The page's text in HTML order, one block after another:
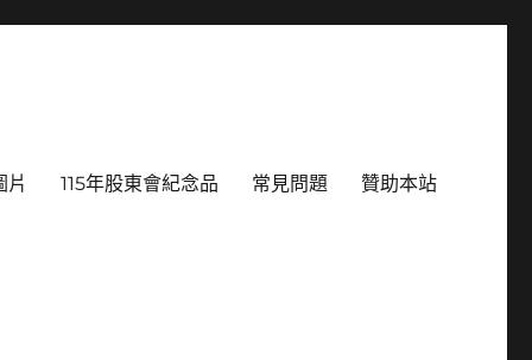
片 115年股東會紀念品 常見問題 贊助本站